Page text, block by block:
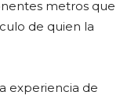
metros que
de quien la
experiencia de